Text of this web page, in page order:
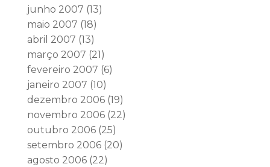
junho 2007 (13)
maio 2007 (18)
abril 2007 (13)
março 2007 (21)
fevereiro 2007 (6)
janeiro 2007 (10)
dezembro 2006(19)
novembro 2006(22)
outubro 2006(25)
setembro 2006(20)
agosto 2006(22)